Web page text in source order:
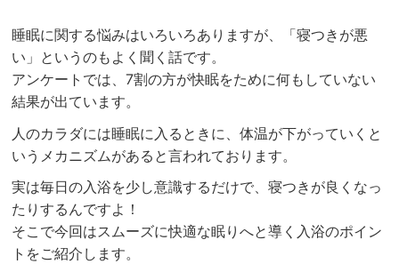
睡眠に関する悩みはいろいろありますが、「寝つきが悪
い」というのもよく聞く話です。
アンケートでは、7割の方が快眠をために何もしていない
結果が出ています。
人のカラダには睡眠に入るときに、体温が下がっていくと
いうメカニズムがあると言われております。
実は毎日の入浴を少し意識するだけで、寝つきが良くなっ
たりするんですよ！
そこで今回はスムーズに快適な眠りへと導く入浴のポイン
トをご紹介します。